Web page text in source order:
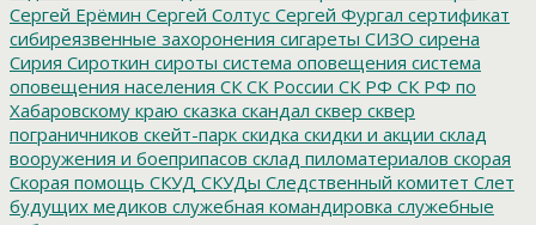
Сергей Ерёмин Сергей Солтус Сергей Фургал сертификат
сибиреязвенные захоронения сигареты СИЗО сирена
Сирия Сироткин сироты система оповещения система
оповещения населения СК СК России СК РФ СК РФ по
Хабаровскому краю сказка скандал сквер сквер
пограничников скейт-парк скидка скидки и акции склад
вооружения и боеприпасов склад пиломатериалов скорая
Скорая помощь СКУД СКУДы Следственный комитет Слет
будущих медиков служебная командировка служебные